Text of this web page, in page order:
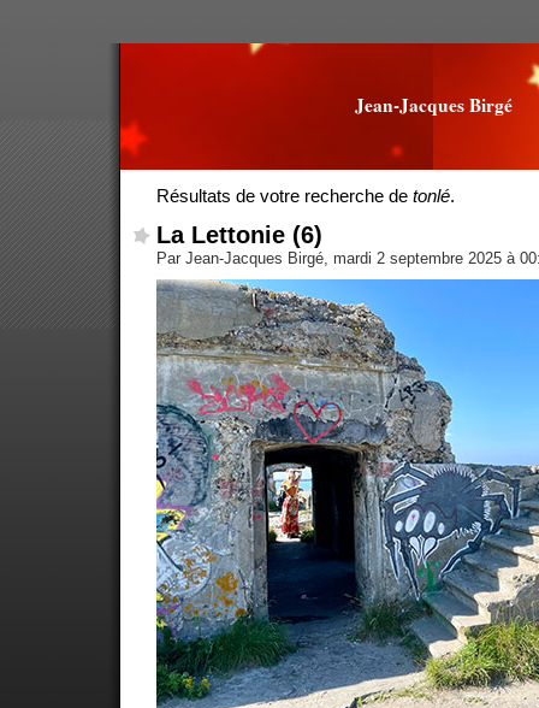
Jean-Jacques Birgé
Résultats de votre recherche de tonlé.
La Lettonie (6)
Par Jean-Jacques Birgé, mardi 2 septembre 2025 à